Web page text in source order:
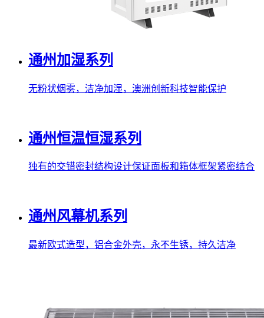
通州加湿系列
无粉状烟雾，洁净加湿，澳洲创新科技智能保护
通州恒温恒湿系列
独有的交错密封结构设计保证面板和箱体框架紧密结合
通州风幕机系列
最新欧式造型，铝合金外壳，永不生锈，持久洁净